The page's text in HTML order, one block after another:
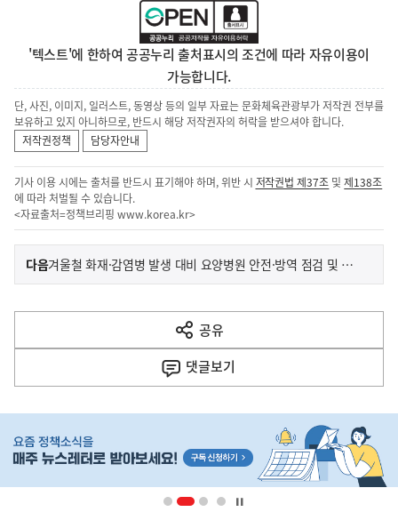
'텍스트'에 한하여 공공누리 출처표시의 조건에 따라 자유이용이
가능합니다.
단, 사진, 이미지, 일러스트, 동영상 등의 일부 자료는 문화체육관광부가 저작권 전부를
보유하고 있지 아니하므로, 반드시 해당 저작권자의 허락을 받으셔야 합니다.
저작권정책
담당자안내
기사 이용 시에는 출처를 반드시 표기해야 하며, 위반 시 저작권법 제37조 및제138조
에 따라 처벌될 수 있습니다.
<자료출처=정책브리핑 www.korea.kr>
이
전
다
음
다음기
겨울철 화재·감염병 발생 대비 요양병원 안전·방역 점검 및 현장의견 청취
공유
열
기
댓글보기
단
배